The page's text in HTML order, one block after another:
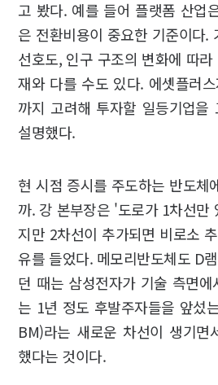
고 봤다. 예를 들어 플랫폼 산업
은 전환비용이 중요한 기준이다.
선호도, 인구 구조의 변화에 따
재와 다를 수도 있다. 에셋플러
까지 고려해 투자할 일등기업을
설명했다.
현 시점 증시를 주도하는 반도체
까. 강 본부장은 '도로가 1차선만
지만 2차선이 추가되면 비로소
유를 들었다. 메모리반도체도 D
던 때는 삼성전자가 기술 측면
는 1년 정도 후발주자들을 앞섰
BM)라는 새로운 차선이 생기면
했다는 것이다.